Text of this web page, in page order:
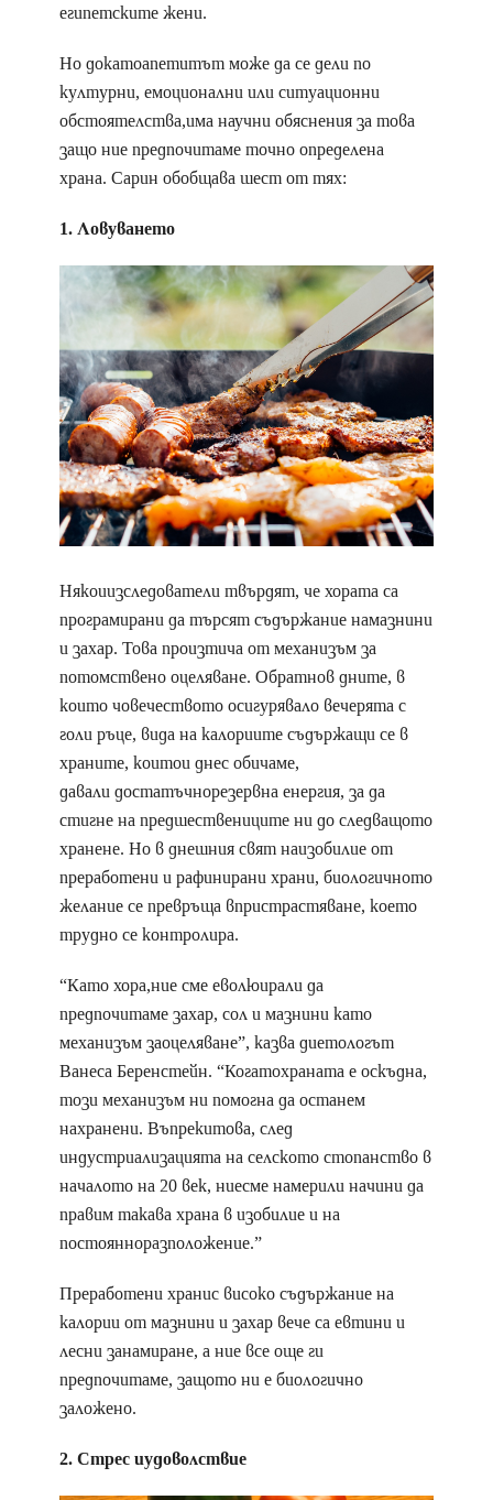
египетските жени.
Но докатоапетитът може да се дели по
културни, емоционални или ситуационни
обстоятелства,има научни обяснения за това
защо ние предпочитаме точно определена
храна. Сарин обобщава шест от тях:
1. Ловуването
Някоиизследователи твърдят, че хората са
програмирани да търсят съдържание намазнини
и захар. Това произтича от механизъм за
потомствено оцеляване. Обратнов дните, в
които човечеството осигурявало вечерята с
голи ръце, вида на калориите съдържащи се в
храните, коитои днес обичаме,
давали достатъчнорезервна енергия, за да
стигне на предшествениците ни до следващото
хранене. Но в днешния свят наизобилие от
преработени и рафинирани храни, биологичното
желание се превръща впристрастяване, което
трудно се контролира.
“Като хора,ние сме еволюирали да
предпочитаме захар, сол и мазнини като
механизъм заоцеляване”, казва диетологът
Ванеса Беренстейн. “Когатохраната е оскъдна,
този механизъм ни помогна да останем
нахранени. Въпрекитова, след
индустриализацията на селското стопанство в
началото на 20 век, ниесме намерили начини да
правим такава храна в изобилие и на
постоянноразположение.”
Преработени хранис високо съдържание на
калории от мазнини и захар вече са евтини и
лесни занамиране, а ние все още ги
предпочитаме, защото ни е биологично
заложено.
2. Стрес иудоволствие